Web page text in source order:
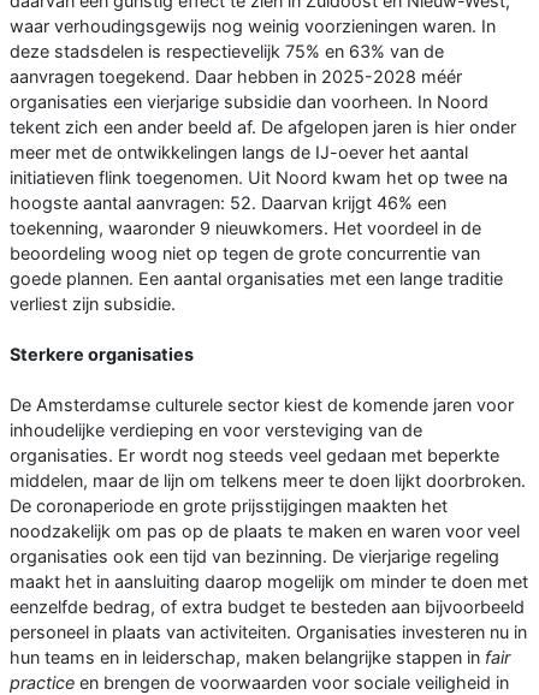
waar verhoudingsgewijs nog weinig voorzieningen waren. In
deze stadsdelen is respectievelijk 75% en 63% van de
aanvragen toegekend. Daar hebben in 2025-2028 méér
organisaties een vierjarige subsidie dan voorheen. In Noord
tekent zich een ander beeld af. De afgelopen jaren is hier onder
meer met de ontwikkelingen langs de IJ-oever het aantal
initiatieven flink toegenomen. Uit Noord kwam het op twee na
hoogste aantal aanvragen: 52. Daarvan krijgt 46% een
toekenning, waaronder 9 nieuwkomers. Het voordeel in de
beoordeling woog niet op tegen de grote concurrentie van
goede plannen. Een aantal organisaties met een lange traditie
verliest zijn subsidie.
Sterkere organisaties
De Amsterdamse culturele sector kiest de komende jaren voor
inhoudelijke verdieping en voor versteviging van de
organisaties. Er wordt nog steeds veel gedaan met beperkte
middelen, maar de lijn om telkens meer te doen lijkt doorbroken.
De coronaperiode en grote prijsstijgingen maakten het
noodzakelijk om pas op de plaats te maken en waren voor veel
organisaties ook een tijd van bezinning. De vierjarige regeling
maakt het in aansluiting daarop mogelijk om minder te doen met
eenzelfde bedrag, of extra budget te besteden aan bijvoorbeeld
personeel in plaats van activiteiten. Organisaties investeren nu in
hun teams en in leiderschap, maken belangrijke stappen in fair
practice en brengen de voorwaarden voor sociale veiligheid in